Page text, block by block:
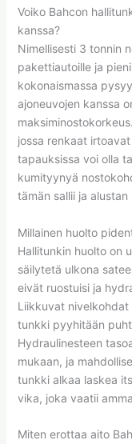
Voiko Bahcon
kanssa?
Nimellisesti 3 tonnin
pakettiautoille ja
kokonaismassa
ajoneuvojen kanssa
jossa renkaat
tapauksissa voi olla
kumityynyä
tämän sallii ja
Millainen huolto
Hallitunkin huolto on
säilytetä ulkona
eivät ruostuisi ja
Liikkuvat
tunkki pyyhitään
Hydraulinesteen
mukaan, ja
tunkki alkaa laskea
vika, joka vaatii
Miten erottaa aito